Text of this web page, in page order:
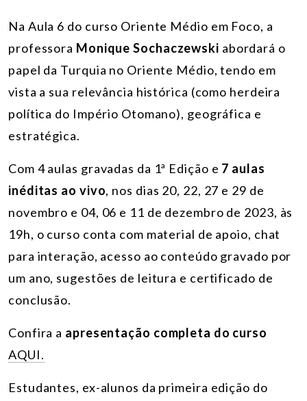
Na Aula 6 do curso Oriente Médio em Foco, a
professora Monique Sochaczewski abordará o
papel da Turquia no Oriente Médio, tendo em
vista a sua relevância histórica (como herdeira
política do Império Otomano), geográfica e
estratégica.
Com 4 aulas gravadas da 1ª Edição e 7 aulas
inéditas ao vivo, nos dias 20, 22, 27 e 29 de
novembro e 04, 06 e 11 de dezembro de 2023, às
19h, o curso conta com material de apoio, chat
para interação, acesso ao conteúdo gravado por
um ano, sugestões de leitura e certificado de
conclusão.
Confira a apresentação completa do curso
AQUI.
Estudantes, ex-alunos da primeira edição do